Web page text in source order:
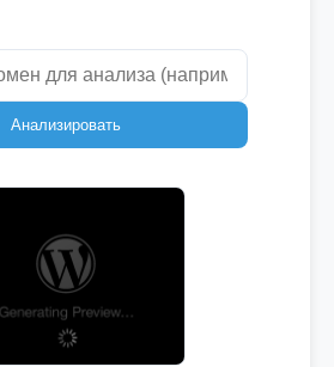
Анализировать